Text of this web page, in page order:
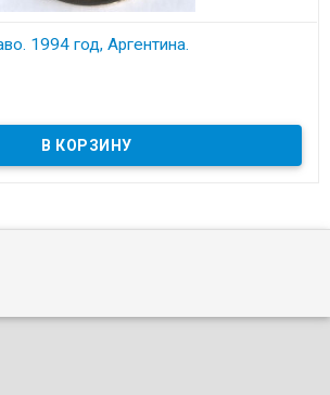
1994 год, Аргентина.